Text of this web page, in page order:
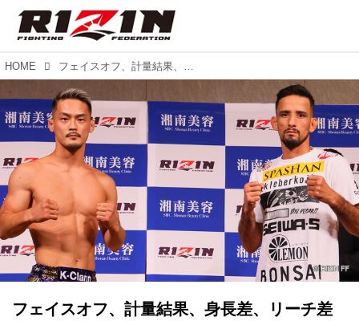
HOME フェイスオフ、計量結果、身長差、リーチ差を掲載中！湘南美容クリニック presents RIZIN.39 計量結果
フェイスオフ、計量結果、身長差、リーチ差